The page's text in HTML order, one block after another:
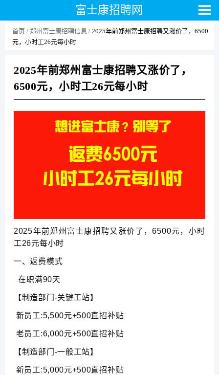
富士康招聘网
首页 郑州富士康招聘信息
2025年前郑州富士康招聘又涨价了，6500
元，小时工26元每小时
2025年前郑州富士康招聘又涨价了，
6500元，小时工26元每小时
2025年前郑州富士康招聘又涨价了，6500元，小时
工26元每小时
一、返费模式
在职满90天
【制造部门-关键工站】
新员工:5,500元+500直招补贴
老员工:6,000元+500直招补贴
【制造部门-一般工站】
新员工:5,000元+500直招补贴